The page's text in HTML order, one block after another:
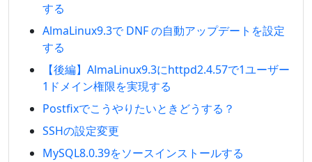
する
AlmaLinux9.3で DNF の自動アップデートを設定
する
【後編】AlmaLinux9.3にhttpd2.4.57で1ユーザー
1ドメイン権限を実現する
Postfixでこうやりたいときどうする？
SSHの設定変更
MySQL8.0.39をソースインストールする